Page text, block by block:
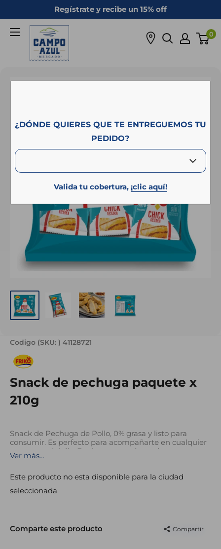
directamente
contenido
Regístrate y recibe un 15% off
¿DÓNDE QUIERES QUE TE ENTREGUEMOS TU
PEDIDO?
Valida tu cobertura, ¡clic aquí!
Campo
Azul
0
Codigo (SKU: ) 41128721
Snack de pechuga paquete x
210g
Snack de Pechuga de Pollo, 0% grasa y listo para
consumir. Es perfecto para acompañarte en cualquier
momento del día. Es alto en proteína y viene
empacado al vacío.
Listo para consumir
Ver más…
Este producto no esta disponible para la ciudad
seleccionada
Comparte este producto Compartir